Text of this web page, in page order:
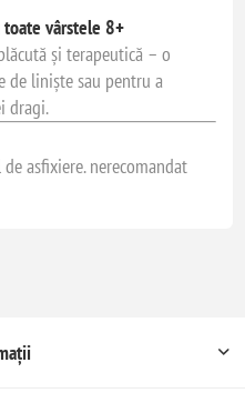
vârstele 8+
și terapeutică – o
de liniște sau pentru a
dragi.
asfixiere. nerecomandat